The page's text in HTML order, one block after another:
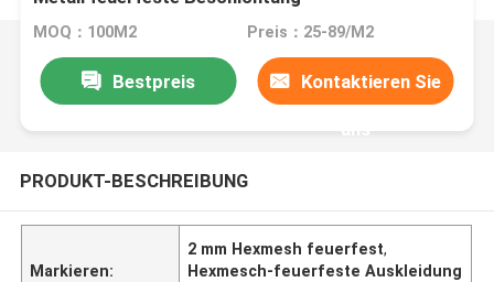
MOQ：100M2 Preis：25-89/M2
Bestpreis Kontaktieren Sie
uns
PRODUKT-BESCHREIBUNG
Markieren:
2 mm Hexmesh feuerfest,
Hexmesch-feuerfeste Auskleidung